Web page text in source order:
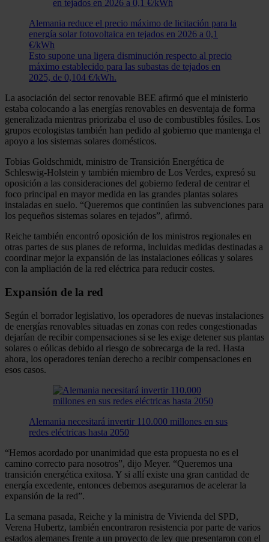
Alemania reduce el precio máximo de licitación para la
energía solar fotovoltaica en tejados en 2026 a 0,1
€/kWh
Esto supone una ligera disminución respecto al precio
máximo establecido para las subastas de tejados en
2025, de 0,104 €/kWh.
La asociación del sector renovable BEE afirmó que el ministerio
estaba colocando a las energías renovables en desventaja de forma
generalizada mientras priorizaba el uso de combustibles fósiles. Los
grupos ecologistas también han pedido al gobierno que mantenga el
apoyo a los sistemas solares domésticos.
Tobias Goldschmidt, ministro de Transición Energética de
Schleswig-Holstein y también miembro de Los Verdes, expresó su
oposición a las consideraciones del gobierno federal de centrar el
foco principal en mayor medida en las grandes plantas solares
instaladas en suelo. “Queremos que continúen las subvenciones para
los pequeños sistemas solares en tejados”, afirmó.
Reiche también encontró oposición de los ministros regionales en
otras partes de sus planes de reforma, incluidas medidas destinadas a
coordinar mejor la expansión de las instalaciones eólicas y solares
con la ampliación de la red eléctrica para reducir costes.
Expansión de la red
Según el borrador legislativo, los operadores de nuevas instalaciones
de energías renovables situadas en zonas con redes congestionadas
dejarían de recibir compensaciones si se les exige detener sus plantas
solares o eólicas debido al riesgo de sobrecarga de la red. Hasta
ahora, los operadores tenían derecho a recibir compensaciones en
esos casos.
Alemania necesitará invertir 110.000 millones en sus
redes eléctricas hasta 2050
“Hemos acordado por unanimidad que esta propuesta no es el
camino correcto para nosotros”, dijo Meyer. “Queremos una
transición energética exitosa. Y si allí existe una gran cantidad de
energía excedente, entonces debemos asegurarnos de acelerar la
expansión de la red”.
La semana pasada, Reiche y la ministra de Vivienda del SPD,
Verena Hubertz, también encontraron resistencia por parte de varios
estados alemanes frente a un proyecto de ley que presentaron con el